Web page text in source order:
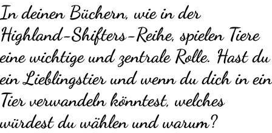
In deinen Büchern, wie in der
Highland-Shifters-Reihe, spielen Tiere
eine wichtige und zentrale Rolle. Hast du
ein Lieblingstier und wenn du dich in ein
Tier verwandeln könntest, welches
würdest du wählen und warum?